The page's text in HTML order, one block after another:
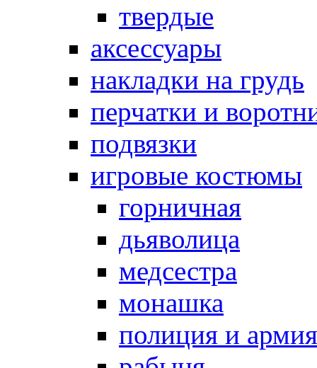
твердые
аксессуары
накладки на грудь
перчатки и
подвязки
игровые костюмы
горничная
дьяволица
медсестра
монашка
полиция и армия